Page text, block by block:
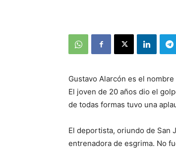
Gustavo Alarcón es el
El joven de 20 años dio el
de todas formas tuvo una
El deportista, oriundo de San
entrenadora de esgrima. No